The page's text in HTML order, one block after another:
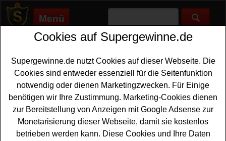
Menü
Supergewinne.de>Gewinnspiele>Bargeld Gewinnspiele>
Anzeige:
Anzeige:
Patros Gewinnspiel - mit
Kassenbon gewinnen
Cookies auf Supergewinne.de
Supergewinne.de nutzt Cookies auf dieser Webseite. Die
Cookies sind entweder essenziell für die Seitenfunktion
notwendig oder dienen Marketingzwecken. Für Einige
benötigen wir Ihre Zustimmung. Marketing-Cookies dienen
zur Bereitstellung von Anzeigen mit Google Adsense zur
Monetarisierung dieser Webseite, damit sie kostenlos
betrieben werden kann. Diese Cookies und Ihre Daten